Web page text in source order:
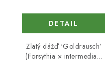
DETAIL
Zlatý dážď ‘Goldrausch’
(Forsythia × intermedia...